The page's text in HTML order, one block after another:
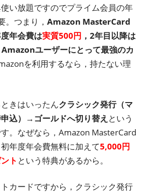
い放題ですのでプライム会員の年
。つまり， Amazon MasterCard
年会費は実質500円 ，2年目以降は
Amazonユーザーにとって最強のカ
を利用するなら，持たない理
きはいったんクラシック発行（マ
込）→ゴールドへ切り替え という
。なぜなら，Amazon MasterCard
年度年会費無料に加えて5,000円
ト という特典があるから。
カードですから，クラシック発行